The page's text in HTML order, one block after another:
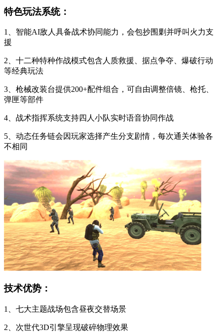
特色玩法系统：
1、智能AI敌人具备战术协同能力，会包抄围剿并呼叫火力支
援
2、十二种特种作战模式包含人质救援、据点争夺、爆破行动
等经典玩法
3、枪械改装台提供200+配件组合，可自由调整倍镜、枪托、
弹匣等部件
4、战术指挥系统支持四人小队实时语音协同作战
5、动态任务链会因玩家选择产生分支剧情，每次通关体验各
不相同
技术优势：
1、七大主题战场包含昼夜交替场景
2、次世代3D引擎呈现破碎物理效果